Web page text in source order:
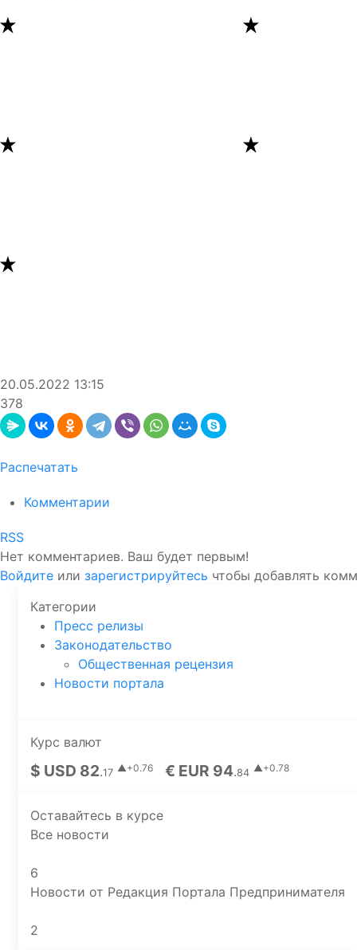
20.05.2022 13:15
378
Распечатать
Комментарии
RSS
Нет комментариев. Ваш будет первым!
Войдите или зарегистрируйтесь чтобы добавлять
Категории
Пресс релизы
Законодательство
Общественная рецензия
Новости портала
Курс валют
$ USD 82.17 ▲+0.76 € EUR 94.84 ▲+0.78
Оставайтесь в курсе
Все новости
6
Новости от Редакция Портала Предпринимателя
2